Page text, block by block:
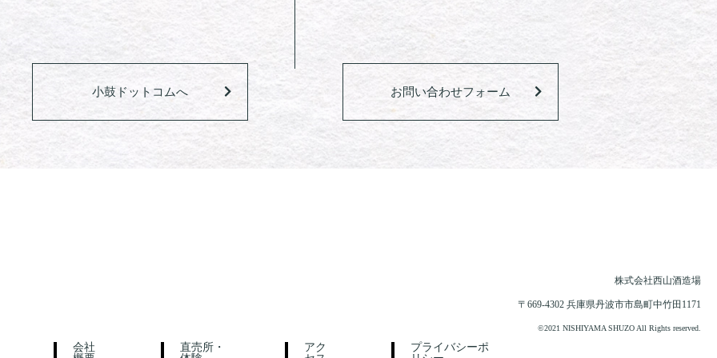
小鼓ドットコムへ お問い合わせフォーム
株式会社西山酒造場
〒669-4302 兵庫県丹波市市島町中竹田1171
会社
直売所・
アク
プライバシーポ
©2021 NISHIYAMA SHUZO All Rights reserved.